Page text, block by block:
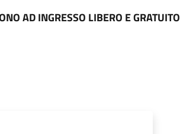
AD INGRESSO LIBERO E GRATUITO